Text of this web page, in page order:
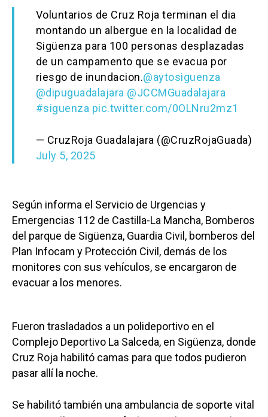
Voluntarios de Cruz Roja terminan el dia
montando un albergue en la localidad de
Sigüenza para 100 personas desplazadas
de un campamento que se evacua por
riesgo de inundacion.@aytosiguenza
@dipuguadalajara @JCCMGuadalajara
#siguenza pic.twitter.com/0OLNru2mz1
— CruzRoja Guadalajara (@CruzRojaGuada)
July 5, 2025
Según informa el Servicio de Urgencias y
Emergencias 112 de Castilla-La Mancha, Bomberos
del parque de Sigüenza, Guardia Civil, bomberos del
Plan Infocam y Protección Civil, demás de los
monitores con sus vehículos, se encargaron de
evacuar a los menores.
Fueron trasladados a un polideportivo en el
Complejo Deportivo La Salceda, en Sigüenza, donde
Cruz Roja habilitó camas para que todos pudieron
pasar allí la noche.
Se habilitó también una ambulancia de soporte vital